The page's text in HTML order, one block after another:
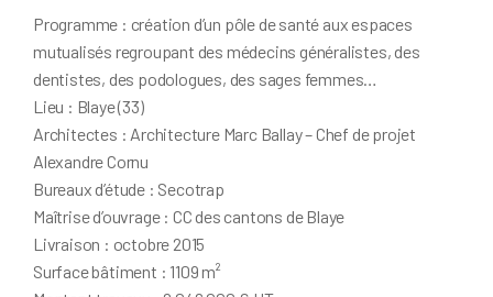
Programme : création d’un pôle de santé aux espaces
mutualisés regroupant des médecins généralistes, des
dentistes, des podologues, des sages femmes…
Lieu : Blaye (33)
Architectes : Architecture Marc Ballay – Chef de projet
Alexandre Cornu
Bureaux d’étude : Secotrap
Maîtrise d’ouvrage : CC des cantons de Blaye
Livraison : octobre 2015
Surface bâtiment : 1109 m²